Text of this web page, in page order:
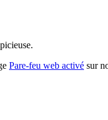
Pare-feu web activé sur